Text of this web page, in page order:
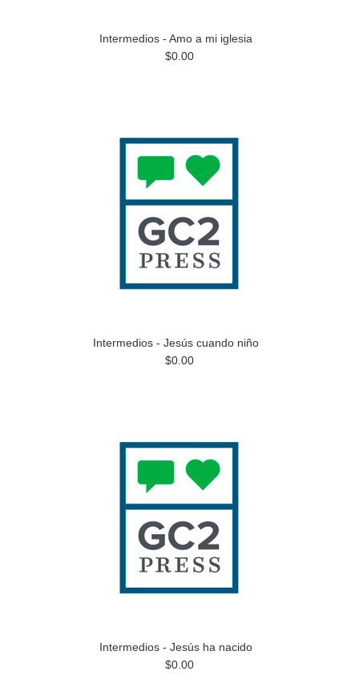
Intermedios - Amo a mi iglesia
$0.00
Intermedios - Jesús cuando niño
$0.00
Intermedios - Jesús ha nacido
$0.00